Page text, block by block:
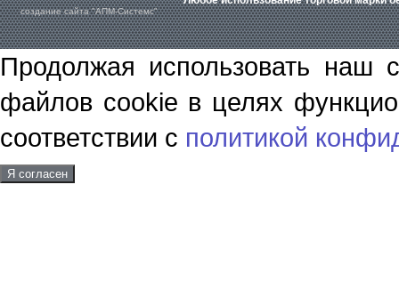
создание сайта "АПМ-Системс"
Продолжая использовать наш
файлов cookie в целях
соответствии с политикой
Я согласен